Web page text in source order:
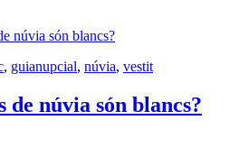
, guianupcial, núvia, vestit
de núvia són blancs?